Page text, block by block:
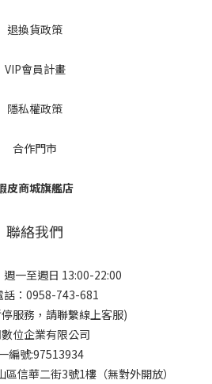
退換貨政策
VIP會員計畫
隱私權政策
合作門市
皮商城旗艦店
聯絡我們
週一至週日 13:00-22:00
話：0958-743-681
服務，請聯繫線上客服)
位企業有限公司
編號:97513934
信華二街3號1樓（無對外開放）